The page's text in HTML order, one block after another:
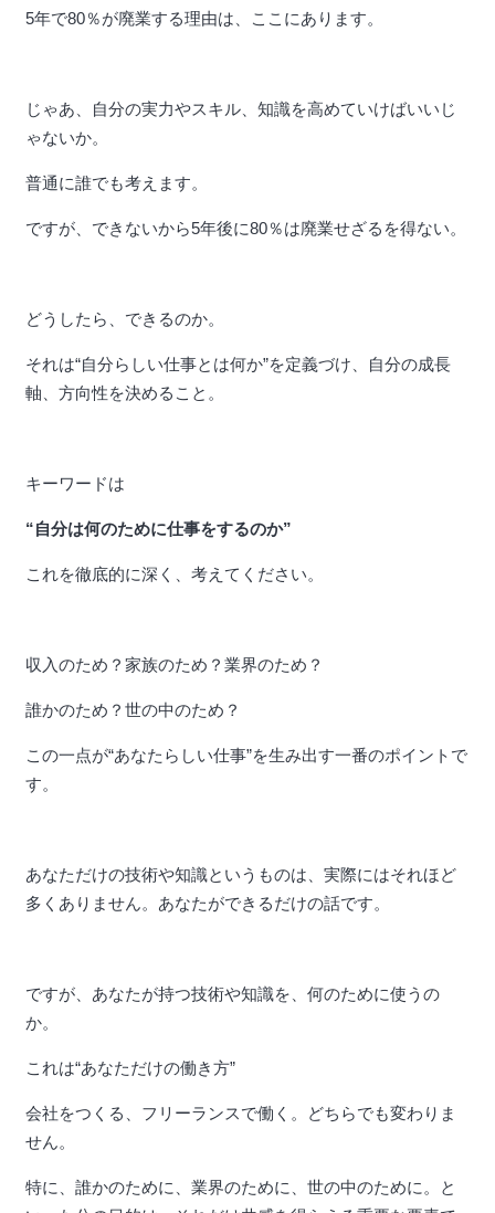
5年で80％が廃業する理由は、ここにあります。
じゃあ、自分の実力やスキル、知識を高めていけばいいじ
ゃないか。
普通に誰でも考えます。
ですが、できないから5年後に80％は廃業せざるを得ない。
どうしたら、できるのか。
それは“自分らしい仕事とは何か”を定義づけ、自分の成長
軸、方向性を決めること。
キーワードは
“自分は何のために仕事をするのか”
これを徹底的に深く、考えてください。
収入のため？家族のため？業界のため？
誰かのため？世の中のため？
この一点が“あなたらしい仕事”を生み出す一番のポイントで
す。
あなただけの技術や知識というものは、実際にはそれほど
多くありません。あなたができるだけの話です。
ですが、あなたが持つ技術や知識を、何のために使うの
か。
これは“あなただけの働き方”
会社をつくる、フリーランスで働く。どちらでも変わりま
せん。
特に、誰かのために、業界のために、世の中のために。と